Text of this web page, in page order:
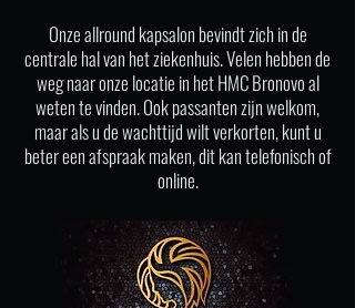
Onze allround kapsalon bevindt zich in de
centrale hal van het ziekenhuis. Velen hebben de
weg naar onze locatie in het HMC Bronovo al
weten te vinden. Ook passanten zijn welkom,
maar als u de wachttijd wilt verkorten, kunt u
beter een afspraak maken, dit kan telefonisch of
online.